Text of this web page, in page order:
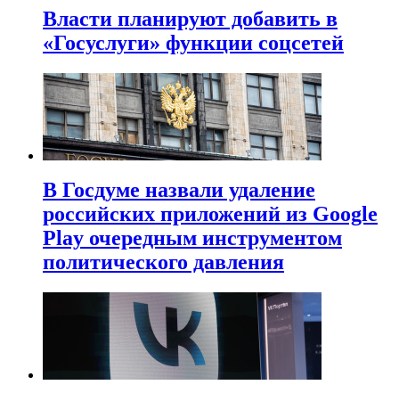
Власти планируют добавить в
«Госуслуги» функции соцсетей
В Госдуме назвали удаление
российских приложений из Google
Play очередным инструментом
политического давления